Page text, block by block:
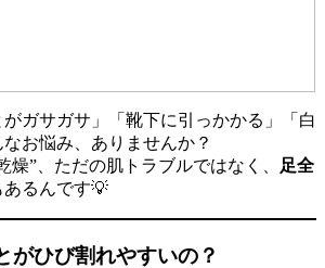
ガサガサ」「靴下に引っかかる」「白
お悩み、ありませんか？
燥”、ただの肌トラブルではなく、
足全
あるんです💡
がひび割れやすいの？